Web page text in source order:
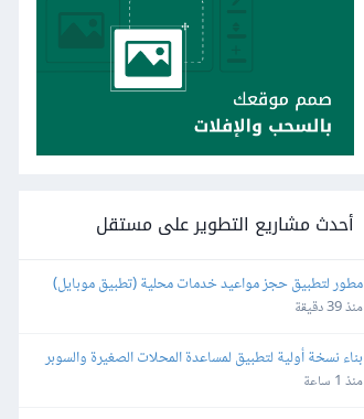
أحدث مشاريع التطوير على مستقل
مطور لتطبيق حجز مواعيد خدمات محلية (تطبيق موبايل)
منذ 39 دقيقة
بناء نسخة أولية لتطبيق لمساعدة المحلات الصغيرة والسوبر
ماركت
منذ 1 ساعة